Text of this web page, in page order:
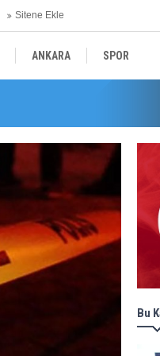
Sitene Ekle
ANKARA SPOR
Bu